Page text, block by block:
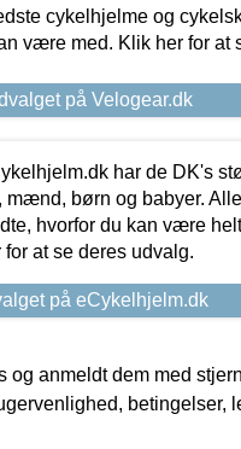
cykelhjelme og
være med. Klik her for at
på Velogear.dk
har de DK's
mænd, børn og babyer.
hvorfor du kan være
for at se deres udvalg.
på eCykelhjelm.dk
anmeldt dem med
betingelser,